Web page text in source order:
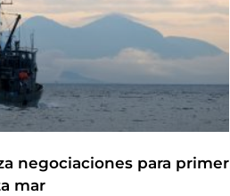
negociaciones para primer
mar